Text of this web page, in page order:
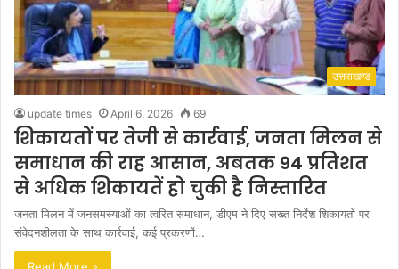
उत्तराखण्ड
update times April 6, 2026 69
शिकायतों पर तेजी से कार्रवाई, जनता मिलन से
समाधान की राह आसान, अबतक 94 प्रतिशत
से अधिक शिकायतें हो चुकी है निस्तारित
जनता मिलन में जनसमस्याओं का त्वरित समाधान, डीएम ने दिए सख्त निर्देश शिकायतों पर
संवेदनशीलता के साथ कार्रवाई, कई प्रकरणों…